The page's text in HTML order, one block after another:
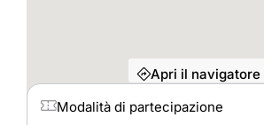
Apri il navigatore
Modalità di partecipazione